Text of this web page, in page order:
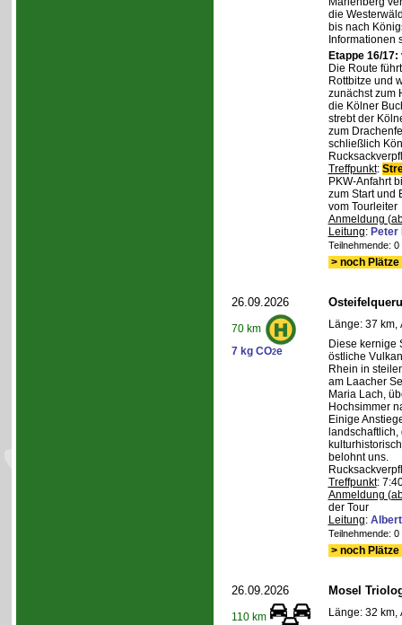
die
bis nach
Informationen
Etappe 16/
Die Route
Rottbitze und
zunächst zum
die Kölner
strebt der
zum
schließlich
Treffpunkt:
PKW-Anfahrt
zum Start und
vom Tourleiter
Anmeldung
Leitung: Peter
Teilnehmende:
> noch
26.09.2026
70 km
7 kg CO2e
Länge: 37 km,
Diese kernige
östliche
Rhein in
am Laacher
Maria Lach,
Hochsimmer
Einige
belohnt uns.
Treffpunkt:
Anmeldung
der Tour
Leitung:
Teilnehmende:
> noch
26.09.2026
110 km
Mosel
Länge: 32 km,